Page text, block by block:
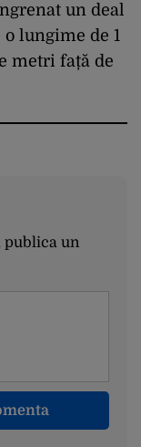
un deal
lungime de 1
metri față de
publica un